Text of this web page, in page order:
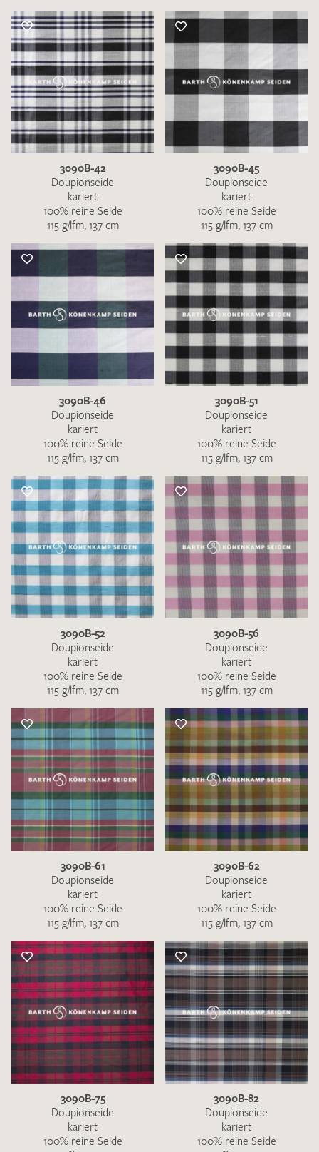
3090B-42
Doupionseide
kariert
100% reine Seide
115 g/lfm, 137 cm
3090B-45
Doupionseide
kariert
100% reine Seide
115 g/lfm, 137 cm
3090B-46
Doupionseide
kariert
100% reine Seide
115 g/lfm, 137 cm
3090B-51
Doupionseide
kariert
100% reine Seide
115 g/lfm, 137 cm
3090B-52
Doupionseide
kariert
100% reine Seide
115 g/lfm, 137 cm
3090B-56
Doupionseide
kariert
100% reine Seide
115 g/lfm, 137 cm
3090B-61
Doupionseide
kariert
100% reine Seide
115 g/lfm, 137 cm
3090B-62
Doupionseide
kariert
100% reine Seide
115 g/lfm, 137 cm
3090B-75
Doupionseide
kariert
100% reine Seide
3090B-82
Doupionseide
kariert
100% reine Seide